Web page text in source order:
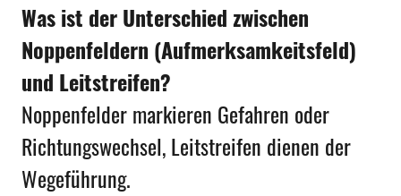
Was ist der Unterschied zwischen
Noppenfeldern (Aufmerksamkeitsfeld)
und Leitstreifen?
Noppenfelder markieren Gefahren oder
Richtungswechsel, Leitstreifen dienen der
Wegeführung.